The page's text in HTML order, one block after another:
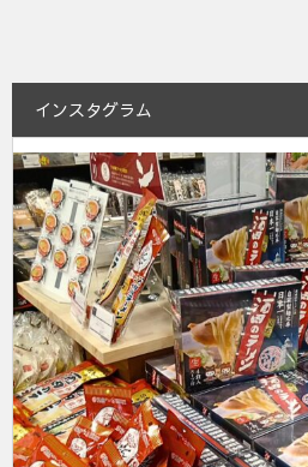
インスタグラム